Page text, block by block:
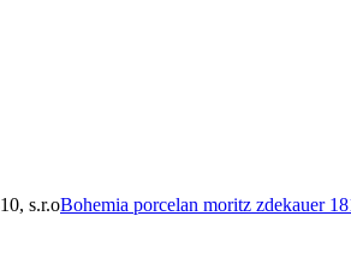
Bohemia porcelan moritz zdekauer